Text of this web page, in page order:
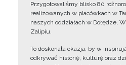
Przygotowaliśmy blisko 80
realizowanych w placówkach w
naszych oddziałach w Dołędze,
Zalipiu.
To doskonała okazja, by w
odkrywać historię, kulturę oraz